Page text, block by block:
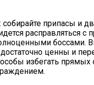
припасы и
расправляться с
боссами.
ценны и
избегать